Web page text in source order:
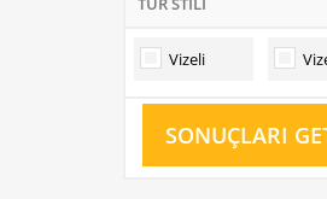
Vizeli
SONUÇLARI